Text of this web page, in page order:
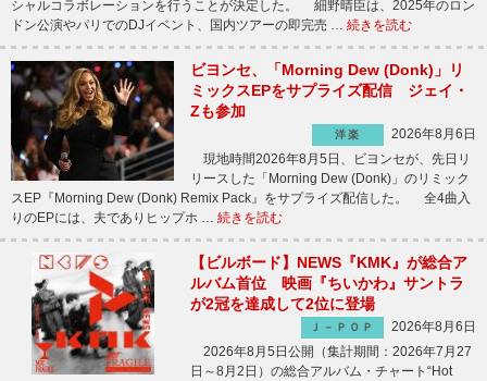
シャルコラボレーションを行うことが決定した。 細野晴臣は、2025年のロン
ドン公演やパリでのDJイベント、国内ツアーの即完売 … 続きを読む
ビヨンセ、「Morning Dew (Donk)」リ
ミックスEPをサプライズ配信 ジェイ・
Zも参加
洋楽
2026年8月6日
現地時間2026年8月5日、ビヨンセが、先日リ
リースした「Morning Dew (Donk)」のリミック
スEP『Morning Dew (Donk) Remix Pack』をサプライズ配信した。 全4曲入
りのEPには、夫でありヒップホ … 続きを読む
【ビルボード】NEWS『KMK』が総合ア
ルバム首位 映画『ちいかわ』サントラ
が2冠を達成して2位に登場
Ｊ－ＰＯＰ
2026年8月6日
2026年8月5日公開（集計期間：2026年7月27
日～8月2日）の総合アルバム・チャート“Hot